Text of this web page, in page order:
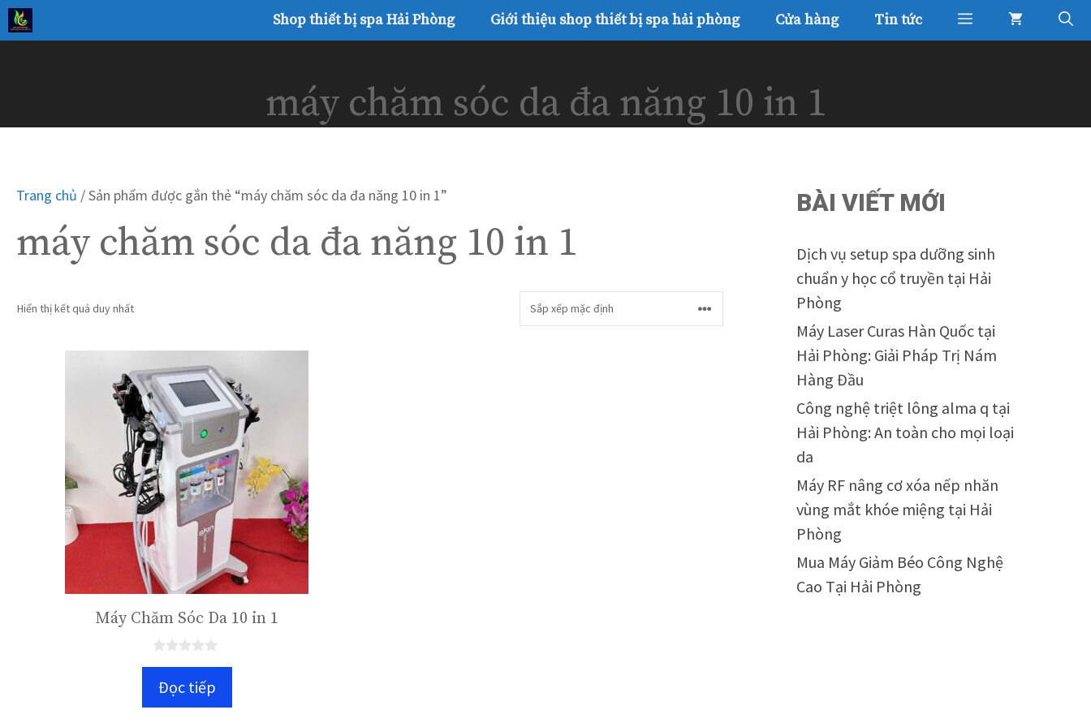
Chuyển
đến
Shop thiết bị spa Hải Phòng Giới thiệu shop thiết bị spa hải phòng Cửa hàng Tin tức
máy chăm sóc da đa năng 10 in 1
Trang chủ / Sản phẩm được gắn thẻ “máy chăm sóc da đa năng 10 in 1”
máy chăm sóc da đa năng 10 in 1
Hiển thị kết quả duy nhất
Máy Chăm Sóc Da 10 in 1
gĐọc tiếp
BÀI VIẾT MỚI
Dịch vụ setup spa dưỡng sinh
chuẩn y học cổ truyền tại Hải
Phòng
Máy Laser Curas Hàn Quốc tại
Hải Phòng: Giải Pháp Trị Nám
Hàng Đầu
Công nghệ triệt lông alma q tại
Hải Phòng: An toàn cho mọi loại
da
Máy RF nâng cơ xóa nếp nhăn
vùng mắt khóe miệng tại Hải
Phòng
Mua Máy Giảm Béo Công Nghệ
Cao Tại Hải Phòng